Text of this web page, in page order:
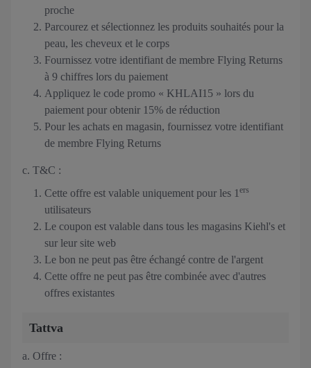
proche
Parcourez et sélectionnez les produits souhaités pour la
peau, les cheveux et le corps
Fournissez votre identifiant de membre Flying Returns
à 9 chiffres lors du paiement
Appliquez le code promo « KHLAI15 » lors du
paiement pour obtenir 15% de réduction
Pour les achats en magasin, fournissez votre identifiant
de membre Flying Returns
c. T&C :
Cette offre est valable uniquement pour les 1 ers
utilisateurs
Le coupon est valable dans tous les magasins Kiehl's et
sur leur site web
Le bon ne peut pas être échangé contre de l'argent
Cette offre ne peut pas être combinée avec d'autres
offres existantes
Tattva
a. Offre :